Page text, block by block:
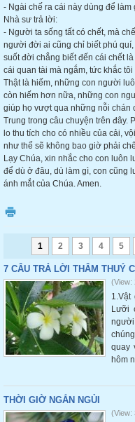
- Ngài chế ra cái này dùng để làm
Nhà sư trả lời:
- Người ta sống tất có chết, mà
người đời ai cũng chỉ biết phú
suốt đời chẳng biết đến cái chết
cái quan tài mà ngắm, tức khắc
Thật là hiếm, những con người
còn hiếm hơn nữa, những con
giúp họ vượt qua những nỗi chán
Trung trong câu chuyện trên đây.
lo thu tích cho có nhiều của cải,
như thể sẽ không bao giờ phải
Lạy Chúa, xin nhắc cho con luôn
để dù ở đâu, dù làm gì, con cũng
ánh mắt của Chúa. Amen.
1 2 3 4 5
7 CÂU TRẢ LỜI THÂM THUÝ
(View:
Lưỡi
quay
hôm
THỜI GIỜ NGẮN NGỦI
(View: